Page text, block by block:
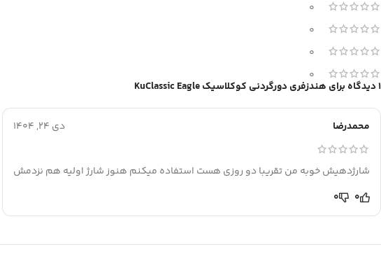
0
0
0
0
1 دیدگاه برای هندزفری دورگردنی کوکلاسیک KuClassic Eagle
محمدرضا دی 24, 1404
شارژدهیش خوبه من تقریبا دو روزی هست استفاده میکنم هنوز شارژ اولیه هم نزدمش
0
0